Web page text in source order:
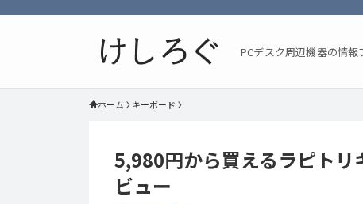
PCデスク周辺機器の情報
ホーム キーボード
5,980円から買えるラピト
ビュー